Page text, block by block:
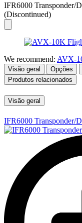
IFR6000 Transponder/
(Discontinued)
We recommend: AVX-
Visão geral Opções
Produtos relacionados
Visão geral
IFR6000 Transponder/